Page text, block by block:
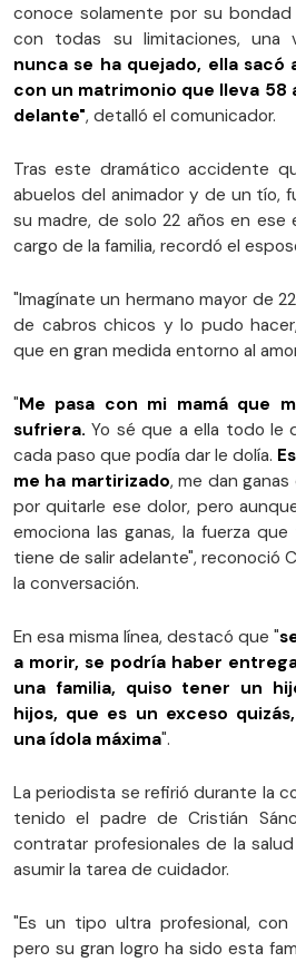
conoce solamente por su
con todas su limitaciones, una
nunca se ha quejado, ella sacó
con un matrimonio que lleva 58
delante", detalló el comunicador.
Tras este dramático accidente
abuelos del animador y de un tío,
su madre, de solo 22 años en ese
cargo de la familia, recordó el
"Imagínate un hermano mayor de
de cabros chicos y lo pudo
que en gran medida entorno al
"Me pasa con mi mamá que
sufriera. Yo sé que a ella todo le
cada paso que podía dar le dolía.
me ha martirizado, me dan
por quitarle ese dolor, pero
emociona las ganas, la fuerza
tiene de salir adelante", reconoció
la conversación.
En esa misma línea, destacó que "
a morir, se podría haber
una familia, quiso tener un
hijos, que es un exceso
una ídola máxima".
La periodista se refirió durante la
tenido el padre de Cristián
contratar profesionales de la
asumir la tarea de cuidador.
"Es un tipo ultra profesional,
pero su gran logro ha sido esta